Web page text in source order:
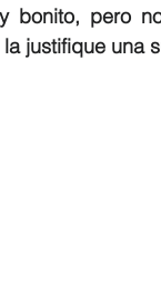
bonito, pero
justifique una